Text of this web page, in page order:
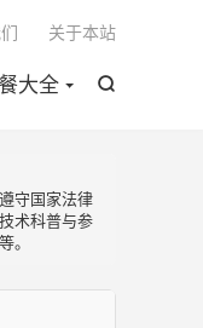

大全
关于本站
守国家法律
术科普与参
。